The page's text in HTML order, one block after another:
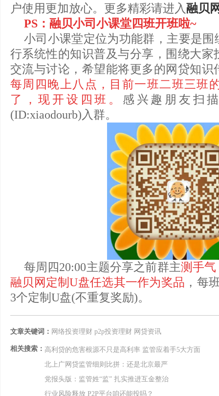
户使用更加放心。更多精彩请进入融贝
PS：融贝小司小课堂四班开班啦~
小司小课堂定位为功能群，主要是
行系统性的知识普及与分享，围绕大家
交流与讨论，希望能将更多的网贷知识
每周四晚上八点，目前一班二班三班
了，现开设四班。 感兴趣朋友扫
(ID:xiaodourb)入群。
每周四20:00主题分享之前群主测手气
融贝网定制U盘任选其一作为奖品 ，每
3个定制U盘(不重复奖励)。
文章关键词： 网络投资理财 p2p投资理财 网贷资讯
相关搜索： 高利贷的危害根源不只是高利率 监管应着手5大方面
北上广网贷监管细则比拼：还是北京最严
党报头版：监管姓“监” 扎实推进互金整治
行业风险释放 P2P平台咱还能投吗？